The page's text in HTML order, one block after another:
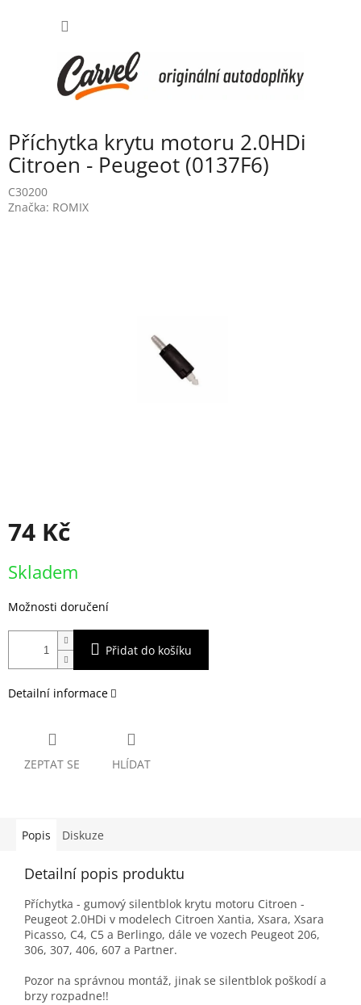
Příchytka krytu motoru 2.0HDi
Citroen - Peugeot (0137F6)
C30200
Značka: ROMIX
74 Kč
cena:
Skladem
Možnosti doručení
Přidat do košíku
Detailní informace
ZEPTAT SE HLÍDAT
Popis Diskuze
Detailní popis produktu
Příchytka - gumový silentblok krytu motoru Citroen -
Peugeot 2.0HDi v modelech Citroen Xantia, Xsara, Xsara
Picasso, C4, C5 a Berlingo, dále ve vozech Peugeot 206,
306, 307, 406, 607 a Partner.
Pozor na správnou montáž, jinak se silentblok poškodí a
brzy rozpadne!!